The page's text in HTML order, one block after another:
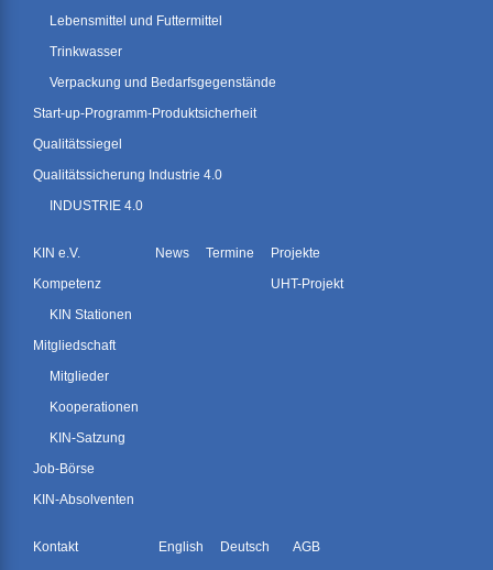
Lebensmittel und Futtermittel
Trinkwasser
Verpackung und Bedarfsgegenstände
Start-up-Programm-Produktsicherheit
Qualitätssiegel
Qualitätssicherung Industrie 4.0
INDUSTRIE 4.0
KIN e.V.
Kompetenz
KIN Stationen
Mitgliedschaft
Mitglieder
Kooperationen
KIN-Satzung
Job-Börse
KIN-Absolventen
News Termine
Projekte
UHT-Projekt
Kontakt English Deutsch AGB